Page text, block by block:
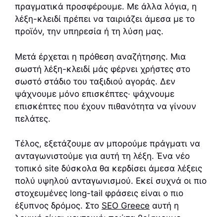
πραγματικά προσφέρουμε. Με άλλα λόγια, η
λέξη-κλειδί πρέπει να ταιριάζει άμεσα με το
προϊόν, την υπηρεσία ή τη λύση μας.
Μετά έρχεται η πρόθεση αναζήτησης. Μια
σωστή λέξη-κλειδί μάς φέρνει χρήστες στο
σωστό στάδιο του ταξιδιού αγοράς. Δεν
ψάχνουμε μόνο επισκέπτες· ψάχνουμε
επισκέπτες που έχουν πιθανότητα να γίνουν
πελάτες.
Τέλος, εξετάζουμε αν μπορούμε πράγματι να
ανταγωνιστούμε για αυτή τη λέξη. Ένα νέο
τοπικό site δύσκολα θα κερδίσει άμεσα λέξεις
πολύ υψηλού ανταγωνισμού. Εκεί συχνά οι πιο
στοχευμένες long-tail φράσεις είναι ο πιο
έξυπνος δρόμος. Στο SEO Greece αυτή η